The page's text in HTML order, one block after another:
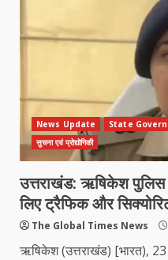
News Update State
सुचना एवं प्रोद्योगिकी
उत्तराखंड: ऋषिकेश पुलिस
लिए ट्रैफिक और
The Global Times News
ऋषिकेश (उत्तराखंड) [भारत), 23